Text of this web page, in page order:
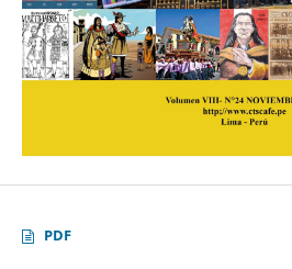
PDF